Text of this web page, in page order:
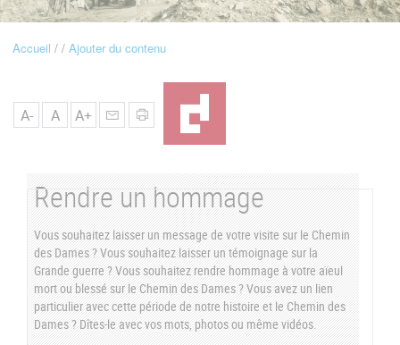
FilAccueil Ajouter du contenu
A- A A+
Rendre un hommage
Vous souhaitez laisser un message de votre visite sur le Chemin
des Dames ? Vous souhaitez laisser un témoignage sur la
Grande guerre ? Vous souhaitez rendre hommage à votre aïeul
mort ou blessé sur le Chemin des Dames ? Vous avez un lien
particulier avec cette période de notre histoire et le Chemin des
Dames ? Dîtes-le avec vos mots, photos ou même vidéos.